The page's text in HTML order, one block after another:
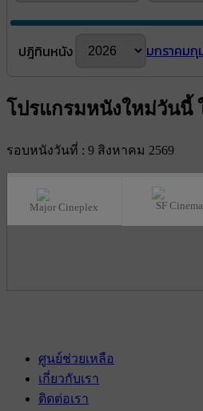
ปฎิทินหนัง มกราคมกุ
โปรแกรมหนังใหม่วันนี้
รอบหนังวันที่ : 9 สิงหาคม 2569
Major Cineplex SF Cinema
ศูนย์ช่วยเหลือ
เกี่ยวกับเรา
ติดต่อเรา